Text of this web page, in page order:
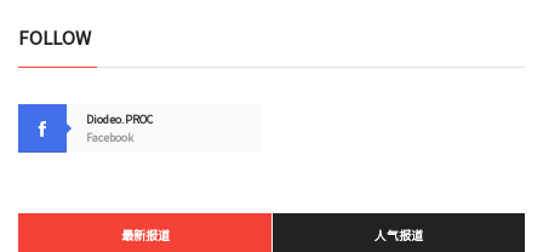
FOLLOW
Diodeo.PROC
Facebook
最新报道 人气报道